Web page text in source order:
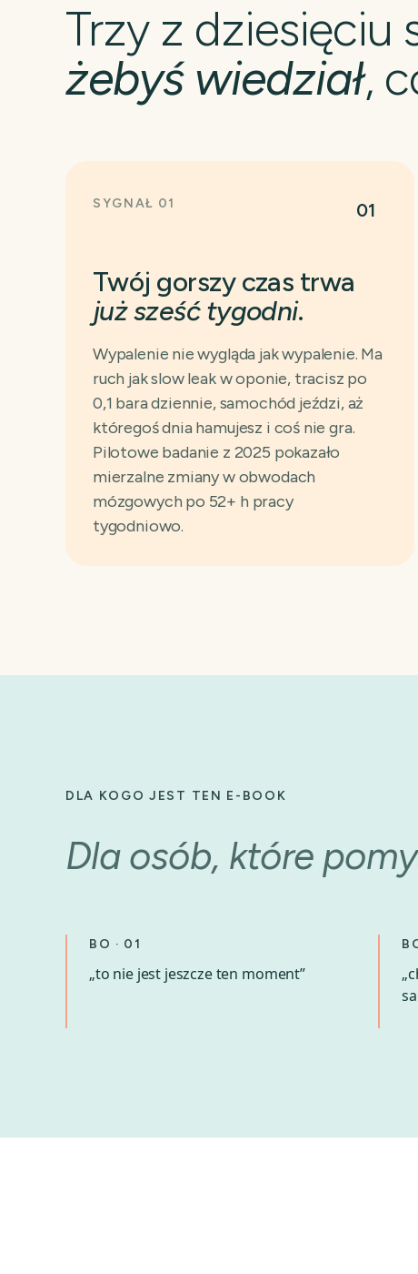
Trzy z dziesięciu
żebyś wiedział,
SYGNAŁ 01 01
Twój gorszy czas trwa
już sześć tygodni.
Wypalenie nie wygląda jak wypalenie. Ma
ruch jak slow leak w oponie, tracisz po
0,1 bara dziennie, samochód jeździ, aż
któregoś dnia hamujesz i coś nie gra.
Pilotowe badanie z 2025 pokazało
mierzalne zmiany w obwodach
mózgowych po 52+ h pracy
tygodniowo.
DLA KOGO JEST TEN E-BOOK
Dla osób, które
BO · 01
„to nie jest jeszcze ten moment”